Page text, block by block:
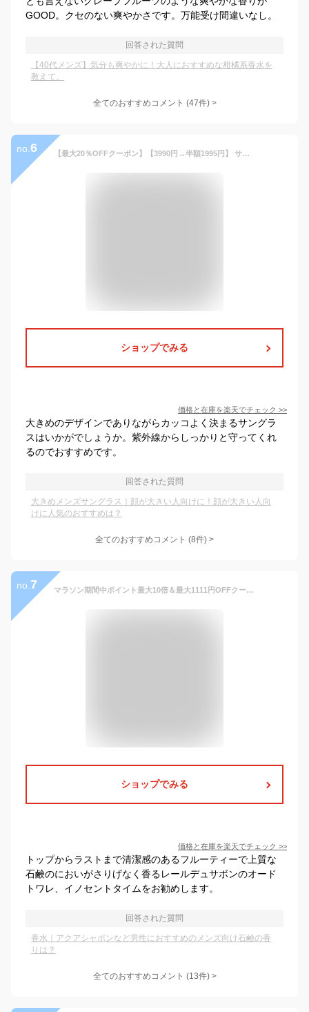
GOOD。クセのない爽やかさです。万能受け間違いなし。
回答された質問
【40代メンズ】気分も爽やかに！大人におすすめな柑橘系香水を
教えて。
全てのおすすめコメント (47件) >
no. 6 【最大20％OFFクーポン】【3990円→半額1995円】 サングラス メンズ レディース SBG ブランド スクエア ブルー クリアレンズ カラー レンズ 薄い 色 uv スポーツ 大きめ ブルーレンズ メガネ おしゃれ おすすめ
ショップでみる
価格と在庫を楽天でチェック >>
大きめのデザインでありながらカッコよく決まるサングラ
スはいかがでしょうか。紫外線からしっかりと守ってくれ
るのでおすすめです。
回答された質問
大きめメンズサングラス｜顔が大きい人向けに！顔が大きい人向
けに人気のおすすめは？
全てのおすすめコメント (8件) >
no. 7 マラソン期間中ポイント最大10倍＆最大1111円OFFクーポン★レールデュサボン L’air De SAVON オードトワレ イノセントタイム EDT SP 50ml 【香水】【当日出荷_休止中】【送料無料】
ショップでみる
価格と在庫を楽天でチェック >>
トップからラストまで清潔感のあるフルーティーで上質な
石鹸のにおいがさりげなく香るレールデュサボンのオード
トワレ、イノセントタイムをお勧めします。
回答された質問
香水｜アクアシャボンなど男性におすすめのメンズ向け石鹸の香
りは？
全てのおすすめコメント (13件) >